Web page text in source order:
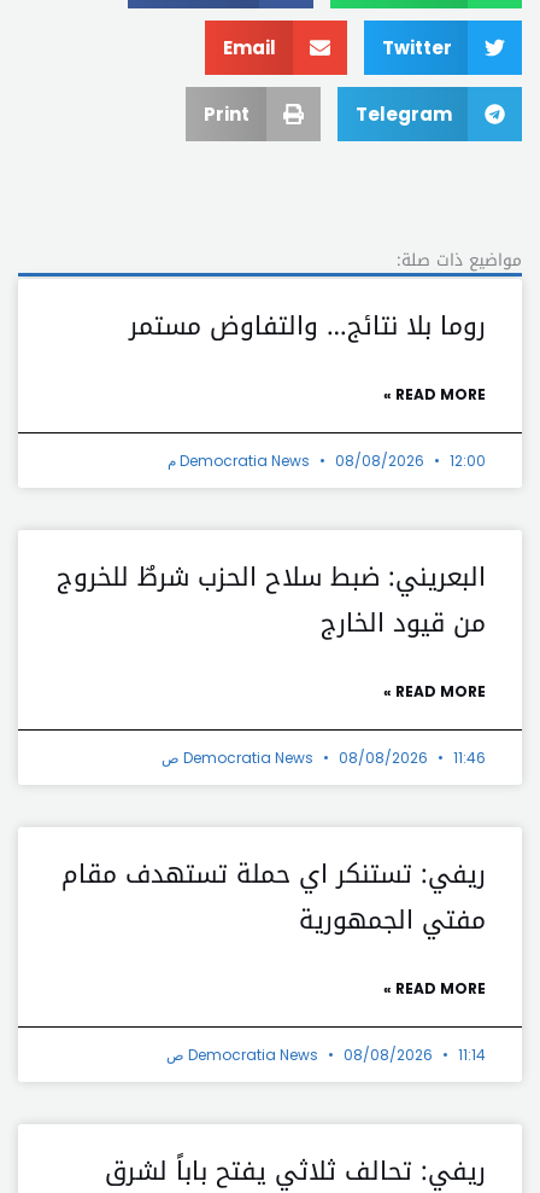
Twitter
Email
Telegram
Print
مواضيع ذات صلة:
روما بلا نتائج… والتفاوض مستمر
READ MORE »
Democratia News 08/08/2026 12:00 م
البعريني: ضبط سلاح الحزب شرطٌ للخروج
من قيود الخارج
READ MORE »
Democratia News 08/08/2026 11:46 ص
ريفي: تستنكر اي حملة تستهدف مقام
مفتي الجمهورية
READ MORE »
Democratia News 08/08/2026 11:14 ص
ريفي: تحالف ثلاثي يفتح باباً لشرق